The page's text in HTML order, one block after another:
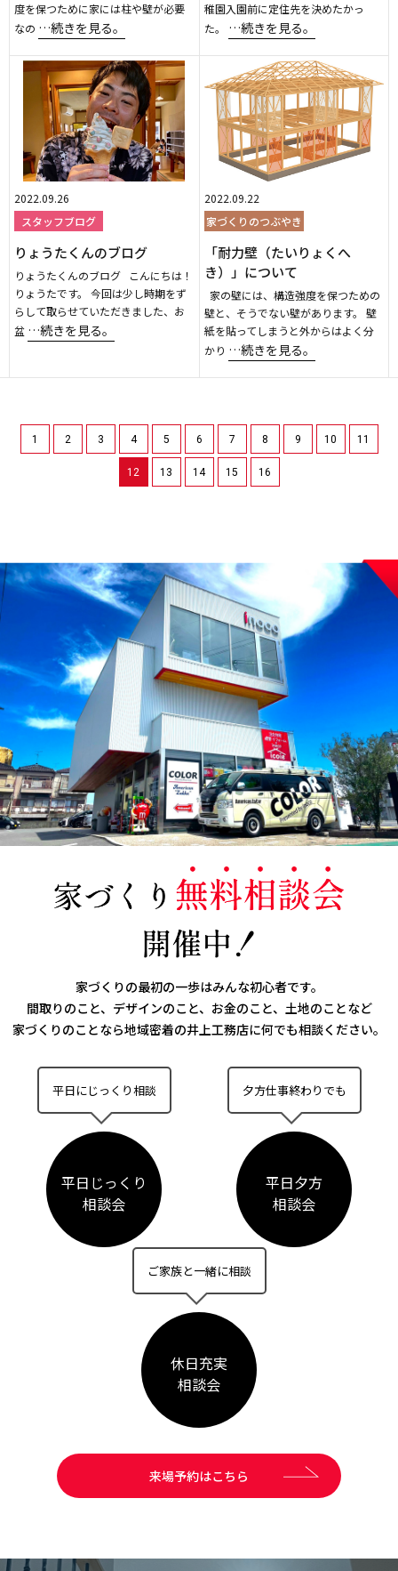
度を保つために家には柱や壁が必要
なの …続きを見る。
稚園入園前に定住先を決めたかっ
た。 …続きを見る。
2022.09.26
スタッフブログ
りょうたくんのブログ
りょうたくんのブログ こんにちは！
りょうたです。 今回は少し時期をず
らして取らせていただきました、お
盆 …続きを見る。
2022.09.22
家づくりのつぶやき
「耐力壁（たいりょくへ
き）」について
家の壁には、構造強度を保つための
壁と、そうでない壁があります。 壁
紙を貼ってしまうと外からはよく分
かり …続きを見る。
1 2 3 4 5 6 7 8 9 10 11
12 13 14 15 16
家づくりの最初の一歩はみんな初心者です。
間取りのこと、デザインのこと、お金のこと、土地のことなど
家づくりのことなら地域密着の井上工務店に何でも相談ください。
平日にじっくり相談
平日じっくり
相談会
夕方仕事終わりでも
平日夕方
相談会
ご家族と一緒に相談
休日充実
相談会
来場予約はこちら